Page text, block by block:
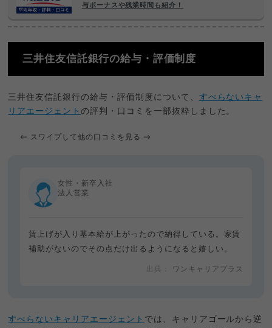
与ボーナスや残業時間も紹介！
三井住友信託銀行の給与・評価制度
三井住友信託銀行の給与・評価制度について、 すべらないキャ
リアエージェントの評判・口コミを一部抜粋しました。
← スワイプして他の口コミを見る →
女性・新卒入社
法人営業
賃上げが入り基本給が上がったので納得している。家賃
補助がないのでその点だけ出るようになると嬉しい。
ワンキャリアプラス
すべらないキャリアエージェント では、キャリアゴールから逆